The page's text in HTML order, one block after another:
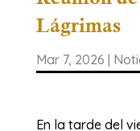
Lágrimas
Mar 7, 2026 |
En la tarde del